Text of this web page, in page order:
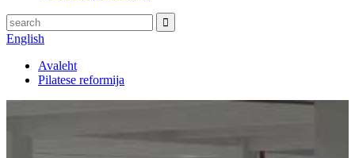
English
Avaleht
Pilatese reformija